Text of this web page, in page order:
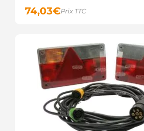
74,03€Prix TTC